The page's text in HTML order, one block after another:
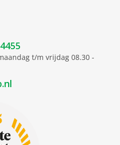
t/m vrijdag 08.30 -